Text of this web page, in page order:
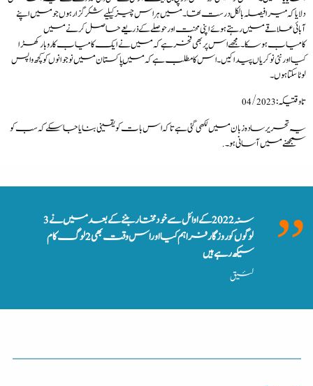
دلایا کہ میرا فیصلہ بالکل درست تھا۔ میں ہر اس چیز کیلیے شکر گزار ہوں جومیں اپنے
آبائی علاقے میں رہتے ہوئے اپنی محنت اورحوصلے کے ذریعے حاصل کرنے میں
کامیاب ہوسکا۔مجھے اس پر بھی فخر ہے کہ میں نے ایک کامیاب کاروبار کھڑا
کیا اورنئی نوکریاں پیدا کیں۔ اس کا مطلب ہے کہ میں پاکستان میں نوجوانوں کو کچھ واپس
لوٹاسکتا ہوں۔
تاوقتیکہ: 04/2023
یہ تحریر سادہ زبان میں لکھی گئی ہے تاکہ اس بات کو یقینی بنایا جاسکے کہ سب کو
سمجھنے میں آسانی ہو۔.
سنہ 2022 کے اوائل سے خودمختار بننے کے بعد میں نے 3
لوگوں کو روزگار فراہم کیا اور اس وقت بھی 2 لوگ کام
سیکھ رہے ہیں
لئیق